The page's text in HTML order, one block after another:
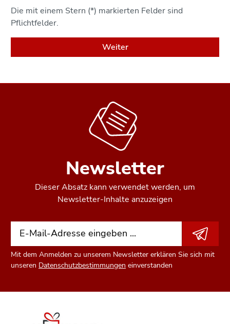
Die mit einem Stern (*) markierten Felder sind
Pflichtfelder.
Weiter
Newsletter
Dieser Absatz kann verwendet werden, um
Newsletter-Inhalte anzuzeigen
Mit dem Anmelden zu unserem Newsletter erklären Sie sich mit
unseren Datenschutzbestimmungen einverstanden